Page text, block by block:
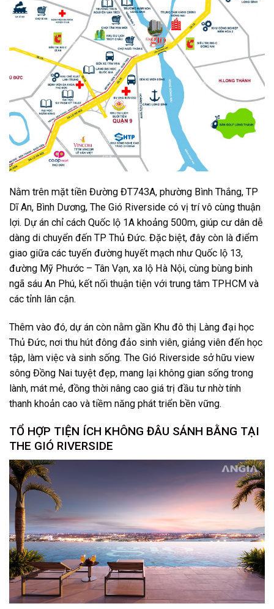
Nằm trên mặt tiền Đường ĐT743A, phường Bình Thắng, TP
Dĩ An, Bình Dương, The Gió Riverside có vị trí vô cùng thuận
lợi. Dự án chỉ cách Quốc lộ 1A khoảng 500m, giúp cư dân dễ
dàng di chuyển đến TP Thủ Đức. Đặc biệt, đây còn là điểm
giao giữa các tuyến đường huyết mạch như Quốc lộ 13,
đường Mỹ Phước – Tân Vạn, xa lộ Hà Nội, cùng bùng binh
ngã sáu An Phú, kết nối thuận tiện với trung tâm TPHCM và
các tỉnh lân cận.
Thêm vào đó, dự án còn nằm gần Khu đô thị Làng đại học
Thủ Đức, nơi thu hút đông đảo sinh viên, giảng viên đến học
tập, làm việc và sinh sống. The Gió Riverside sở hữu view
sông Đồng Nai tuyệt đẹp, mang lại không gian sống trong
lành, mát mẻ, đồng thời nâng cao giá trị đầu tư nhờ tính
thanh khoản cao và tiềm năng phát triển bền vững.
TỔ HỢP TIỆN ÍCH KHÔNG ĐÂU SÁNH BẰNG TẠI
THE GIÓ RIVERSIDE